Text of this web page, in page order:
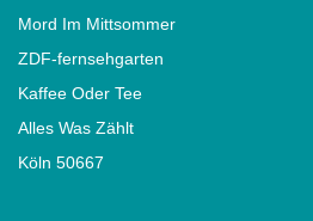
Mord Im Mittsommer
ZDF-fernsehgarten
Kaffee Oder Tee
Alles Was Zählt
Köln 50667